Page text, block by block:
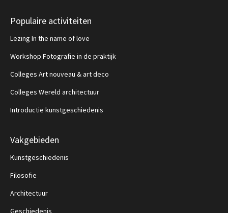
Populaire activiteiten
Lezing In the name of love
Workshop Fotografie in de praktijk
Colleges Art nouveau & art deco
Colleges Wereld architectuur
Introductie kunstgeschiedenis
Vakgebieden
Kunstgeschiedenis
Filosofie
Architectuur